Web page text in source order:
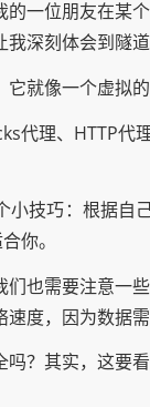
一位朋友在某
深刻体会到隧
就像一个虚拟
代理、HTTP
技巧：根据
你。
也需要注意一
度，因为数据
？其实，这要